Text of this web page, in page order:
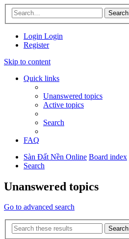
Search
Login Login
Register
Skip to content
Quick links
Unanswered topics
Active topics
Search
FAQ
Sàn Đất Nền Online Board index
Search
Unanswered topics
Go to advanced search
Search